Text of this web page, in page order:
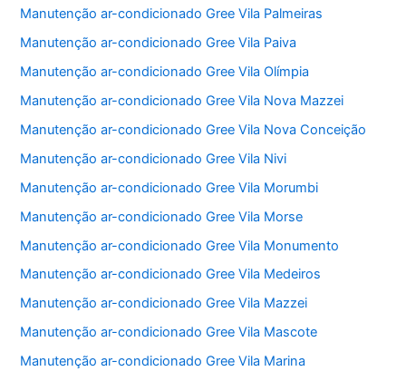
Manutenção ar-condicionado Gree Vila Palmeiras
Manutenção ar-condicionado Gree Vila Paiva
Manutenção ar-condicionado Gree Vila Olímpia
Manutenção ar-condicionado Gree Vila Nova Mazzei
Manutenção ar-condicionado Gree Vila Nova Conceição
Manutenção ar-condicionado Gree Vila Nivi
Manutenção ar-condicionado Gree Vila Morumbi
Manutenção ar-condicionado Gree Vila Morse
Manutenção ar-condicionado Gree Vila Monumento
Manutenção ar-condicionado Gree Vila Medeiros
Manutenção ar-condicionado Gree Vila Mazzei
Manutenção ar-condicionado Gree Vila Mascote
Manutenção ar-condicionado Gree Vila Marina